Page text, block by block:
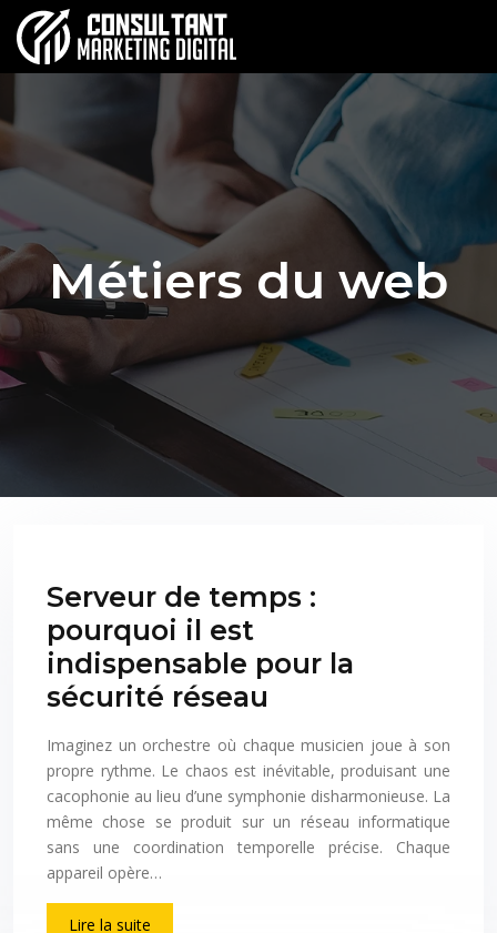
Métiers du web
Serveur de temps :
pourquoi il est
indispensable pour la
sécurité réseau
Imaginez un orchestre où chaque musicien joue à son
propre rythme. Le chaos est inévitable, produisant une
cacophonie au lieu d’une symphonie disharmonieuse. La
même chose se produit sur un réseau informatique
sans une coordination temporelle précise. Chaque
appareil opère…
Lire la suite